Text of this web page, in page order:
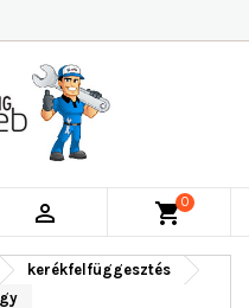
 shopping_cart0
kerékfelfüggesztés